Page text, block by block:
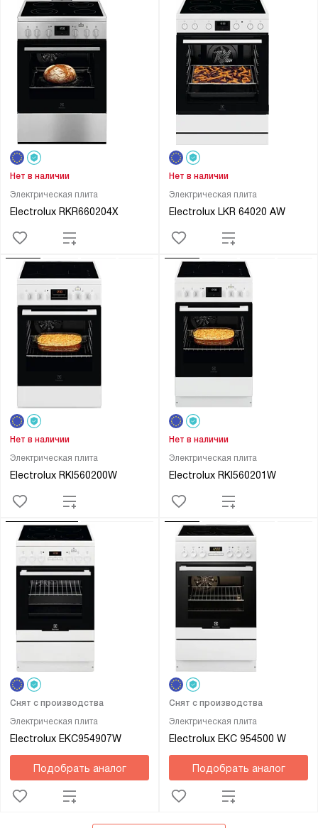
Электрическая плита
Electrolux RKR660204X
Нет в наличии
Электрическая плита
Electrolux LKR 64020 AW
Нет в наличии
Электрическая плита
Electrolux RKI560200W
Нет в наличии
Электрическая плита
Electrolux RKI560201W
Нет в наличии
Электрическая плита
Electrolux EKC954907W
Снят с производства
Подобрать аналог
Электрическая плита
Electrolux EKC 954500 W
Снят с производства
Подобрать аналог